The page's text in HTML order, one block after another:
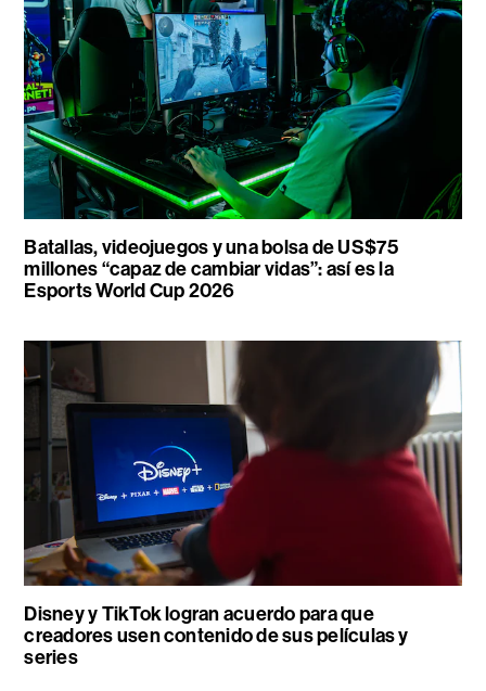
Batallas, videojuegos y una bolsa de US$75
millones “capaz de cambiar vidas”: así es la
Esports World Cup 2026
Disney y TikTok logran acuerdo para que
creadores usen contenido de sus películas y
series